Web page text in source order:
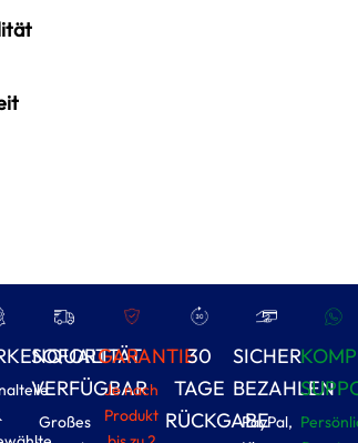
SOFORT
VERFÜGBAR
Großes
GARANTIE
Je nach
Produkt
30
TAGE
RÜCKGABE
SICHER
BEZAHLEN
PayPal,